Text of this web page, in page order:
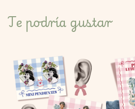
Te podría gustar